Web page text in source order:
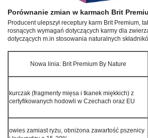
Porównanie zmian w karmach Brit
Producent ulepszył receptury karm Brit Premium,
rosnących wymagań dotyczących karmy dla
dotyczących m.in stosowania naturalnych
Nowa linia: Brit Premium By Nature
kurczak (fragmenty mięsa i tkanek miękkich) z
certyfikowanych hodowli w Czechach oraz EU
owies zamiast ryżu, obniżona zawartość pszenicy